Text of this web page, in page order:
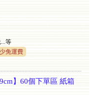
等
免運費
】60個下單區 紙箱